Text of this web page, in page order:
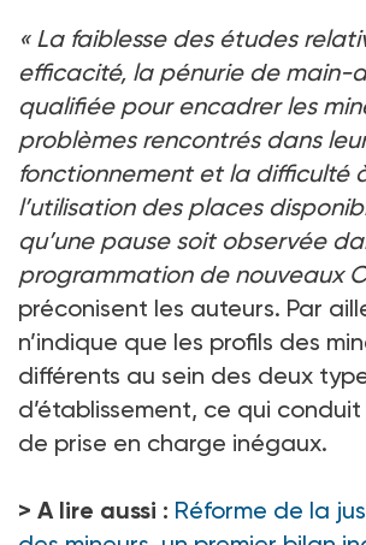
« La faiblesse des études
efficacité, la pénurie de main-
qualifiée pour encadrer les
problèmes rencontrés dans
fonctionnement et la difficulté
l’utilisation des places
qu’une pause soit observée
programmation de nouveaux
préconisent les auteurs. Par
n’indique que les profils des
différents au sein des deux
d’établissement, ce qui
de prise en charge inégaux.
> A lire aussi : Réforme de la